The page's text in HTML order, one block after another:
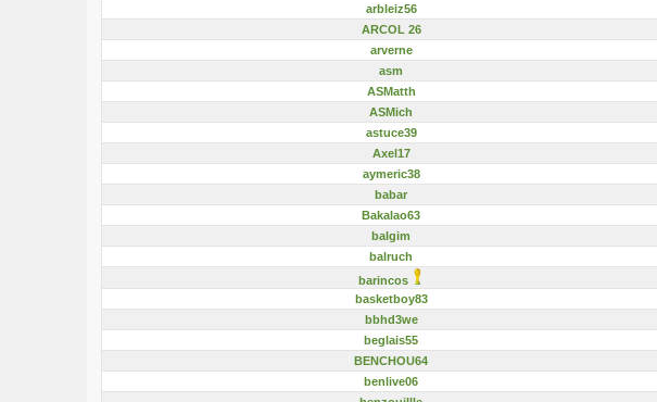
arbleiz56
ARCOL 26
arverne
asm
ASMatth
ASMich
astuce39
Axel17
aymeric38
babar
Bakalao63
balgim
balruch
barincos
basketboy83
bbhd3we
beglais55
BENCHOU64
benlive06